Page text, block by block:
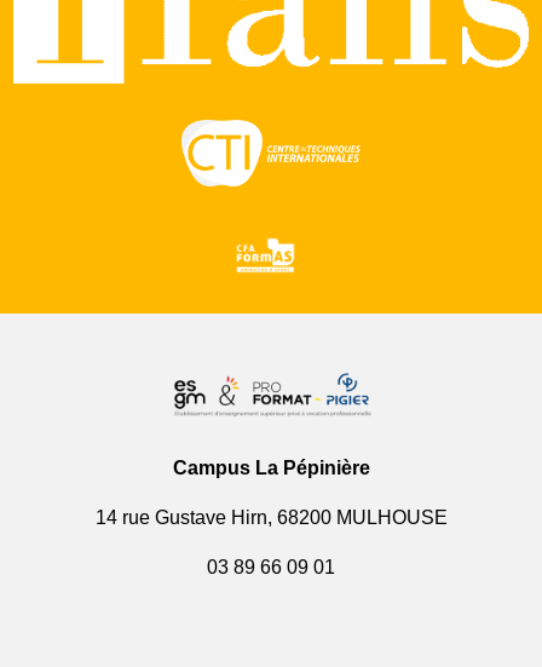
Campus La Pépinière
14 rue Gustave Hirn, 68200 MULHOUSE
03 89 66 09 01